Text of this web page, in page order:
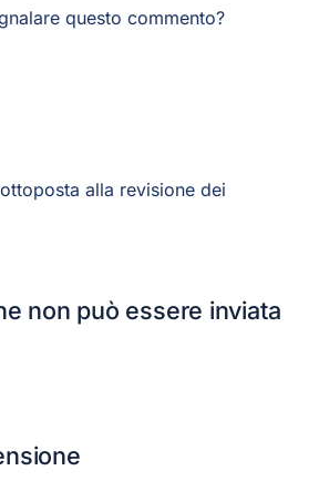
questo commento?
alla revisione dei
non può essere inviata